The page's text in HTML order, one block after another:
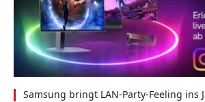
Samsung bringt LAN-Party-Feeling ins